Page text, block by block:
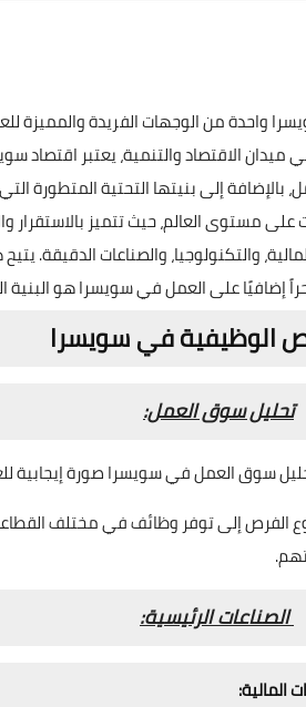
واحدة من الوجهات الفريدة والمميزة
الاقتصاد والتنمية، يعتبر اقتصاد
بالإضافة إلى بنيتها التحتية
على مستوى العالم، حيث تتميز بالاستقرار
والتكنولوجيا، والصناعات
على العمل في سويسرا هو البنية
الوظيفية في سويسرا
تحليل سوق العمل:
سوق العمل في سويسرا صورة إيجابية
الفرص إلى توفر وظائف في مختلف
الصناعات الرئيسية:
المالية: